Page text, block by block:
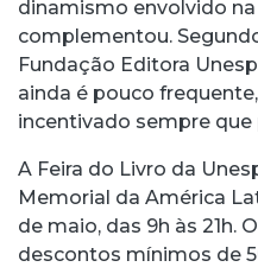
dinamismo envolvido
complementou.
Fundação Editora
ainda é pouco
incentivado sempre que
A Feira do Livro da
Memorial da América
de maio, das 9h às 21h.
descontos mínimos de